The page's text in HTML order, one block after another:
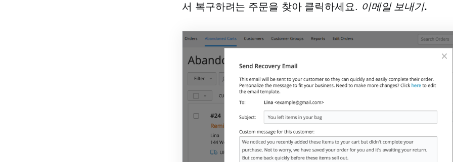
서 복구하려는 주문을 찾아 클릭하세요. 이메일 보내기.